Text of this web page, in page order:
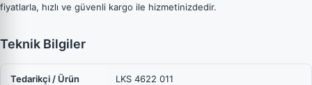
fiyatlarla, hızlı ve güvenli kargo ile hizmetinizdedir.
Teknik Bilgiler
Tedarikçi / Ürün
LKS 4622 011